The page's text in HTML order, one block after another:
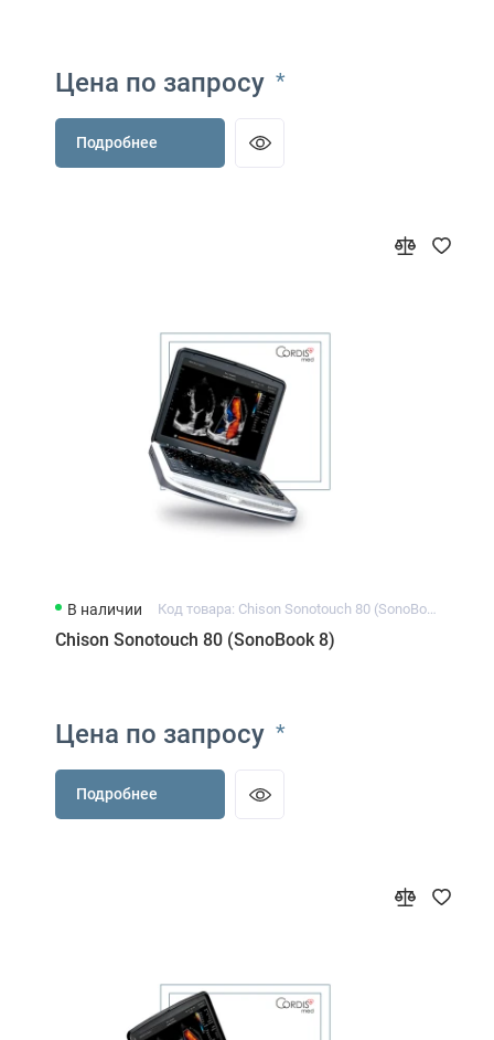
Цена по запросу *
Подробнее
В наличии Код товара: Chison Sonotouch 80 (SonoBook 8)
Chison Sonotouch 80 (SonoBook 8)
Цена по запросу *
Подробнее